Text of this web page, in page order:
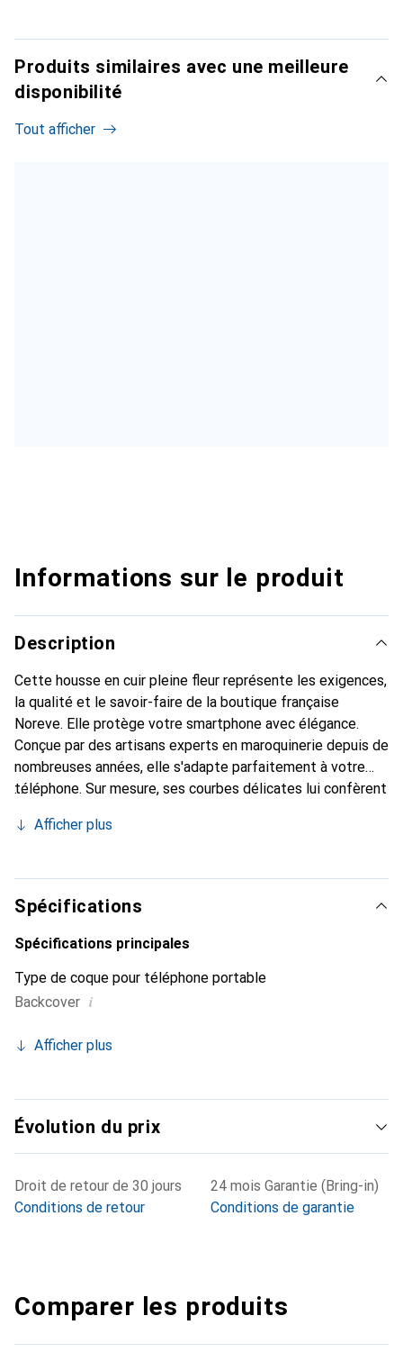
Produits similaires avec une meilleure
disponibilité
Tout afficher
Informations sur le produit
Description
Cette housse en cuir pleine fleur représente les exigences,
la qualité et le savoir-faire de la boutique française
Noreve. Elle protège votre smartphone avec élégance.
Conçue par des artisans experts en maroquinerie depuis de
nombreuses années, elle s'adapte parfaitement à votre
téléphone. Sur mesure, ses courbes délicates lui confèrent
et indispensable pour votre smartphone. Reconnaître
marque Noreve est un choix sûr pour une clientèle
exigeante.
Afficher plus
Spécifications
Spécifications principales
Type de coque pour téléphone portable
Backcover i
Afficher plus
Évolution du prix
Droit de retour de 30 jours
Conditions de retour
24 mois Garantie (Bring-in)
Conditions de garantie
Comparer les produits